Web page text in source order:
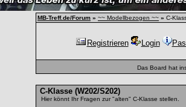
MB-Treff.de/Forum » ~~ Modellbezogen ~~ » C-
Registrieren Login
Das Board hat
C-Klasse (W202/S202)
Hier könnt Ihr Fragen zur "alten" C-Klasse stellen.